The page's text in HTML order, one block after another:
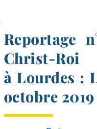
Reportage
Christ-​Roi
à Lourdes :
octobre 2019